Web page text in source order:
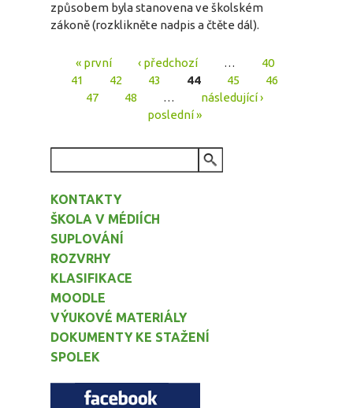
způsobem byla stanovena ve školském
zákoně (rozklikněte nadpis a čtěte dál).
Stránky
« první ‹ předchozí
40
41
42 43 44 45
46
47
48
následující ›
poslední »
KONTAKTY
ŠKOLA V MÉDIÍCH
SUPLOVÁNÍ
ROZVRHY
KLASIFIKACE
MOODLE
VÝUKOVÉ MATERIÁLY
DOKUMENTY KE STAŽENÍ
SPOLEK